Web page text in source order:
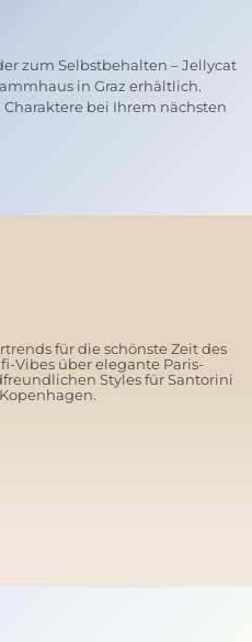
zum Selbstbehalten – Jellycat
in Graz erhältlich.
bei Ihrem nächsten
für die schönste Zeit des
Vibes über elegante Paris-
Styles für Santorini